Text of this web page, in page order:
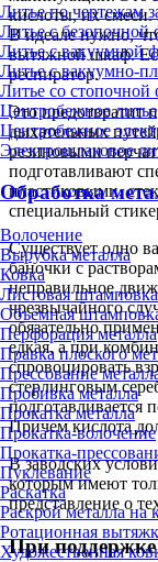
Литье по чертежам
Литье с безопочной
Литье с вакуумной
Литье с вакуумно-
Литье со стопочной
Центробежное литье
Центробежное
Электрошлаковое
Обработка
Волочение
Вырубка металла
Ковка
Листовая штамповка
Объёмная
Перфорация металла
Правка плоского
Прессование
Пробивка металла
Прокатка металла
Прокатка-волочение
Прокатка-
Пуклевание
Раскатка
Раскрой металла на
Ротационная
Художественная
кислоты, их смеси.
В идеале нужно,
вытяжной шкаф.
респиратор.
Это предотвратит
дыхательных
резиновыми
подготавливают
пластиковыми,
специальный
Существует одно
баночки с
неправильное
чрезвычайного
обязательно
едкая, а при
спровоцировать
стерлинговым
подготавливается
Причем кислота
В заводских
которым имеют
представление о
При поддержке